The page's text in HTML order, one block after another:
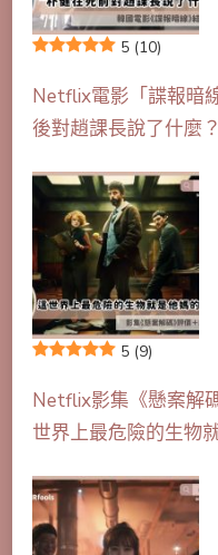
5 (10)
Netflix電影「諜報暗
後對趙課長說了什麼？
5 (9)
Netflix影集《懸案解
世界上最危險的生物